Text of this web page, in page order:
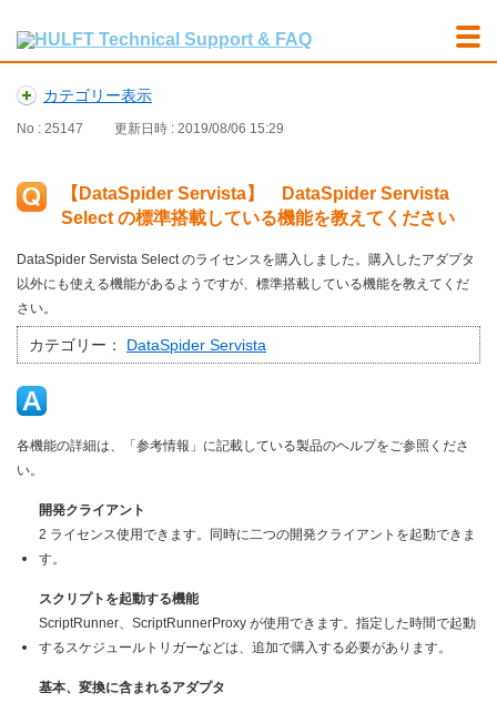
カテゴリー表示
No : 25147 更新日時 : 2019/08/06 15:29
【DataSpider Servista】 DataSpider Servista
Select の標準搭載している機能を教えてください
DataSpider Servista Select のライセンスを購入しました。購入したアダプタ
以外にも使える機能があるようですが、標準搭載している機能を教えてくだ
さい。
カテゴリー： DataSpider Servista
各機能の詳細は、「参考情報」に記載している製品のヘルプをご参照くださ
い。
開発クライアント
2 ライセンス使用できます。同時に二つの開発クライアントを起動できま
す。
スクリプトを起動する機能
ScriptRunner、ScriptRunnerProxy が使用できます。指定した時間で起動
するスケジュールトリガーなどは、追加で購入する必要があります。
基本、変換に含まれるアダプタ